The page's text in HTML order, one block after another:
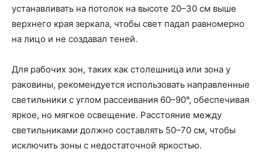
устанавливать на потолок на высоте 20–30 см выше
верхнего края зеркала, чтобы свет падал равномерно
на лицо и не создавал теней.
Для рабочих зон, таких как столешница или зона у
раковины, рекомендуется использовать направленные
светильники с углом рассеивания 60–90°, обеспечивая
яркое, но мягкое освещение. Расстояние между
светильниками должно составлять 50–70 см, чтобы
исключить зоны с недостаточной яркостью.